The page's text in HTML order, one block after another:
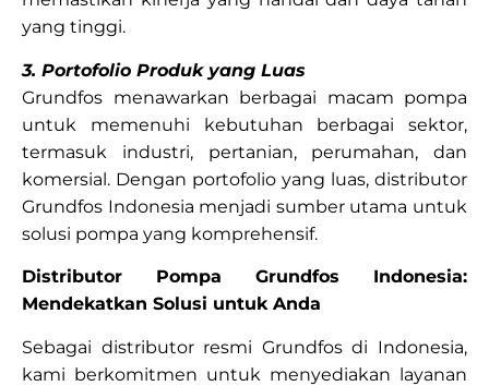
yang tinggi.
3. Portofolio Produk yang Luas
Grundfos menawarkan berbagai macam pompa
untuk memenuhi kebutuhan berbagai sektor,
termasuk industri, pertanian, perumahan, dan
komersial. Dengan portofolio yang luas, distributor
Grundfos Indonesia menjadi sumber utama untuk
solusi pompa yang komprehensif.
Distributor Pompa Grundfos Indonesia:
Mendekatkan Solusi untuk Anda
Sebagai distributor resmi Grundfos di Indonesia,
kami berkomitmen untuk menyediakan layanan